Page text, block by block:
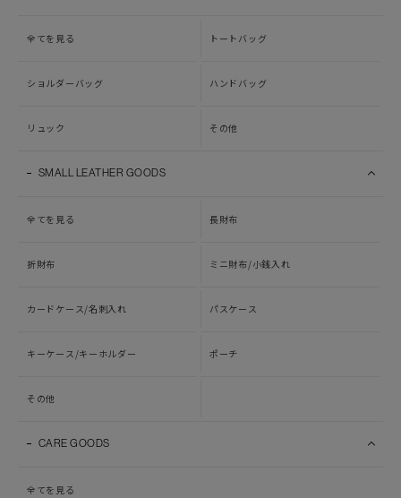
全てを見る トートバッグ
ショルダーバッグ ハンドバッグ
リュック その他
SMALL LEATHER GOODS
全てを見る 長財布
折財布 ミニ財布/小銭入れ
カードケース/名刺入れ パスケース
キーケース/キーホルダー ポーチ
その他
CARE GOODS
全てを見る